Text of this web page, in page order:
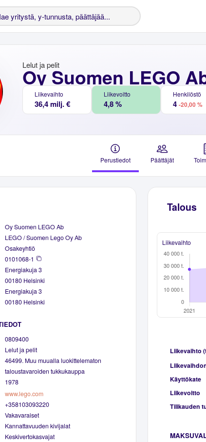
Oy Suomen LEGO
Lelut ja pelit
Liikevaihto
36,4 milj. €
Liikevoitto
4,8 %
Henkilöstö
4 -20,00 %
Perustiedot Päättäjät
Oy Suomen LEGO Ab
LEGO / Suomen Lego Oy Ab
Osakeyhtiö
0101068-1
Energiakuja 3
00180 Helsinki
Energiakuja 3
00180 Helsinki
0809400
Lelut ja pelit
46499. Muu muualla luokittelematon
taloustavaroiden tukkukauppa
1978
www.lego.com
+358103093220
Vakavaraiset
Kannattavuuden kivijalat
Keskivertokasvajat
Talous
Liikevaihto
Liikevaihto
Käyttökate
Liikevoitto
Tilikauden